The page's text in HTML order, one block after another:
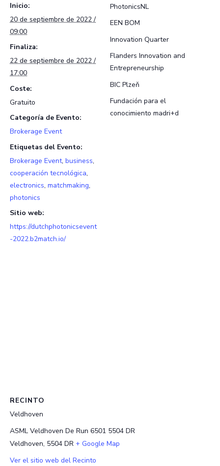
Inicio:
20 de septiembre de 2022 /
09:00
Finaliza:
22 de septiembre de 2022 /
17:00
Coste:
Gratuito
Categoría de Evento:
Brokerage Event
Etiquetas del Evento:
Brokerage Event, business,
cooperación tecnológica,
electronics, matchmaking,
photonics
Sitio web:
https://dutchphotonicsevent
-2022.b2match.io/
PhotonicsNL
EEN BOM
Innovation Quarter
Flanders Innovation and
Entrepreneurship
BIC Plzeň
Fundación para el
conocimiento madri+d
RECINTO
Veldhoven
ASML Veldhoven De Run 6501 5504 DR
Veldhoven, 5504 DR + Google Map
Ver el sitio web del Recinto